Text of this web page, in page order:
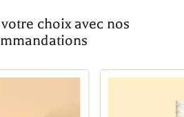
choix avec nos